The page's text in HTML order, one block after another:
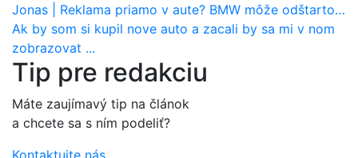
Jonas
Reklama priamo v aute? BMW môže odštartovať nový trend
Ak by som si kupil nove auto a zacali by sa mi v nom
zobrazovat ...
Tip pre redakciu
Máte zaujímavý tip na článok
a chcete sa s ním podeliť?